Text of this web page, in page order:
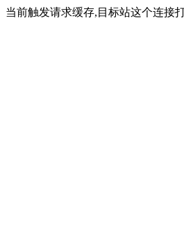
当前触发请求缓存,目标站这个连接